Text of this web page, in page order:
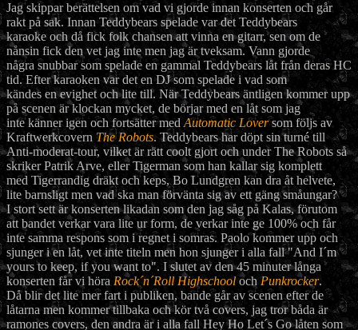
Jag skippar berättelsen om vad vi gjorde innan konserten och går
rakt på sak. Innan Teddybears spelade var det Teddybears
karaoke och då fick folk chansen att vinna en gitarr, sen om de
nånsin fick den vet jag inte men jag är tveksam. Vann gjorde
några snubbar som spelade en gammal Teddybears låt från deras HC
tid. Efter karaoken var det en DJ som spelade i vad som
kändes en evighet och lite till. När Teddybears äntligen kommer upp
på scenen är klockan mycket, de börjar med en låt som jag
inte känner igen och fortsätter med Automatic Loversom följs av
Kraftwerkcovern The Robots. Teddybears har döpt sin turné till
Anti-moderat-tour, vilket är rätt coolt gjort och under The Robots så
skriker Patrik Arve, eller Tigerman som han kallar sig komplett
med Tigerrandig dräkt och keps, Bo Lundgren kan dra åt helvete,
lite barnsligt men vad ska man förvänta sig av ett gäng småungar?
I stort sett är konserten likadan som den jag såg på Kalas, förutom
att bandet verkar vara lite ur form, de verkar inte ge 100% och får
inte samma respons som i regnet i somras. Paolo kommer upp och
sjunger i en låt, vet inte titeln men hon sjunger i alla fall "And I´m
yours to keep, if you want to". I slutet av den 45 minuter långa
konserten får vi höra Rock´n´Roll Highschool och Punkrocker.
Då blir det lite mer fart i publiken, bande går av scenen efter de
låtarna men kommer tillbaka och kör två covers, jag tror båda är
ramones covers, den andra är i alla fall Hey Ho Let´s Go låten som